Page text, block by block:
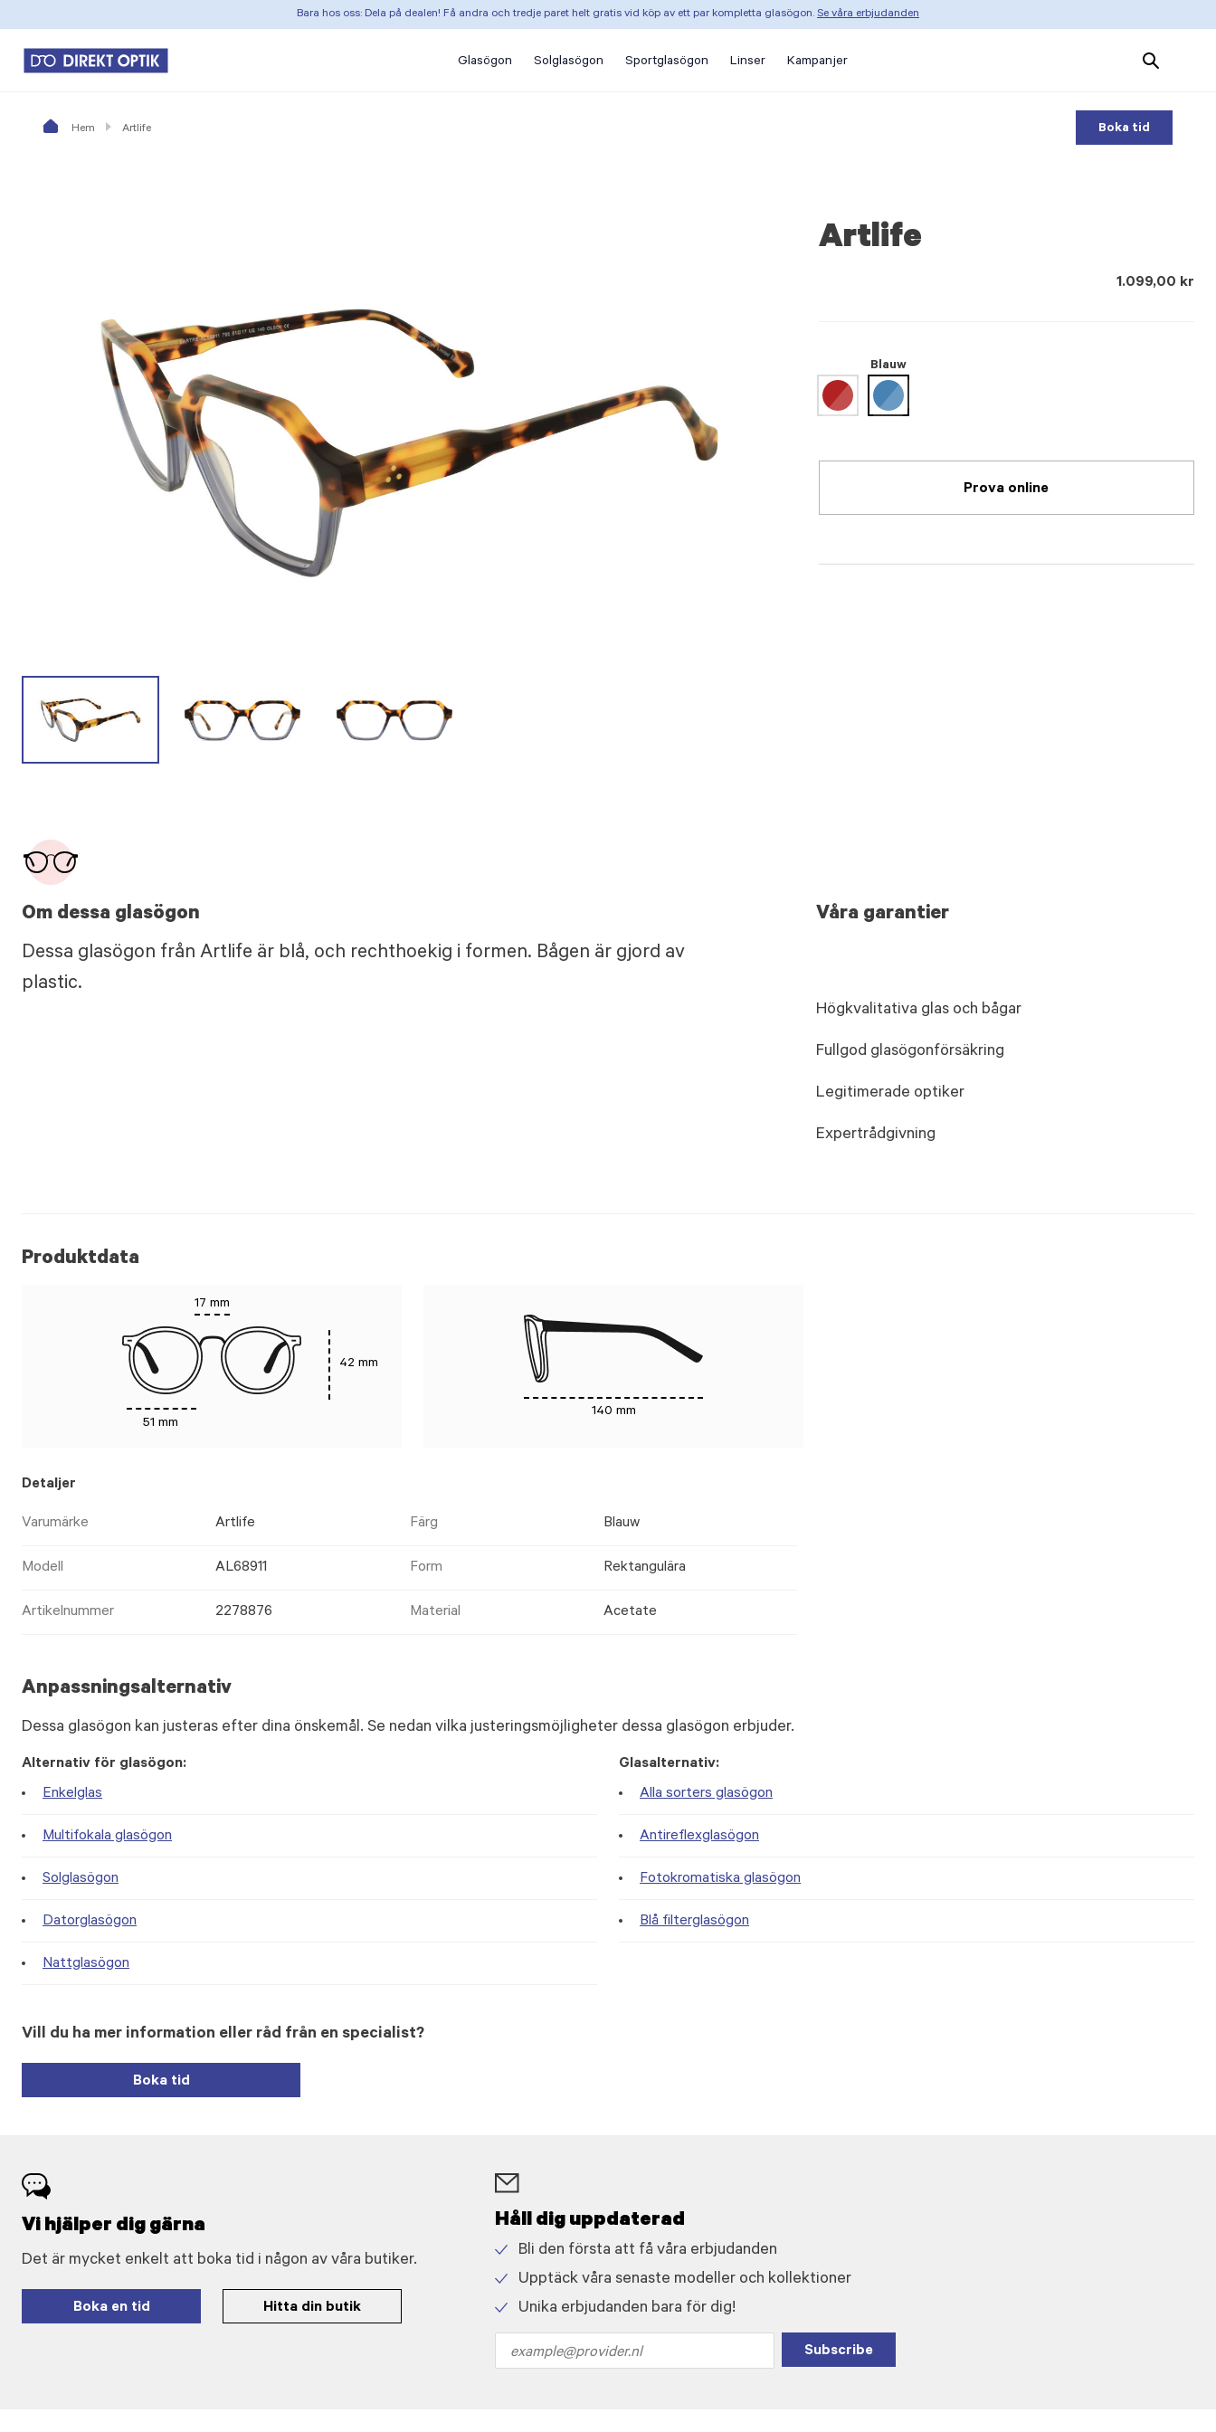
Bara hos oss: Dela på dealen! Få andra och tredje paret helt gratis vid köp av ett par kompletta glasögon. Se våra erbjudanden
Glasögon Solglasögon Sportglasögon Linser Kampanjer
Search
Products
Hem Artlife Boka tid
Artlife
1.099,00 kr
Blauw
selected
Prova online
Om dessa glasögon
Dessa glasögon från Artlife är blå, och rechthoekig i formen. Bågen är gjord av
plastic.
Våra garantier
Högkvalitativa glas och bågar
Fullgod glasögonförsäkring
Legitimerade optiker
Expertrådgivning
Produktdata
17 mm
51 mm
42 mm
140 mm
Detaljer
Varumärke Artlife Färg Blauw
Modell AL68911 Form Rektangulära
Artikelnummer 2278876 Material Acetate
Anpassningsalternativ
Dessa glasögon kan justeras efter dina önskemål. Se nedan vilka justeringsmöjligheter dessa glasögon erbjuder.
Alternativ för glasögon:
Enkelglas
Multifokala glasögon
Solglasögon
Datorglasögon
Nattglasögon
Glasalternativ:
Alla sorters glasögon
Antireflexglasögon
Fotokromatiska glasögon
Blå filterglasögon
Vill du ha mer information eller råd från en specialist?
Boka tid
Vi hjälper dig gärna
Det är mycket enkelt att boka tid i någon av våra butiker.
Boka en tid Hitta din butik
Håll dig uppdaterad
icon
Bli den första att få våra erbjudanden
icon
Upptäck våra senaste modeller och kollektioner
Unika erbjudanden bara för dig!
address
Subscribe